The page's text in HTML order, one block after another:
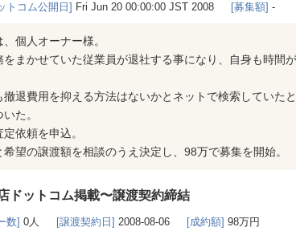
トコム公開日] Fri Jun 20 00:00:00 JST 2008 [募集額] -
個人オーナー様。
をまかせていた従業員が退社する事になり、自身も時間
撤退費用を抑える方法はないかとネットで検索していた
た。
依頼を申込。
希望の譲渡額を相談のうえ決定し、98万で募集を開始。
ドットコム掲載〜譲渡契約締結
数] 0人 [譲渡契約日] 2008-08-06 [成約額] 98万円